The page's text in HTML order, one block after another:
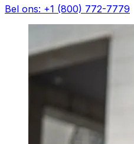
Bel ons: +1 (800) 772-7779